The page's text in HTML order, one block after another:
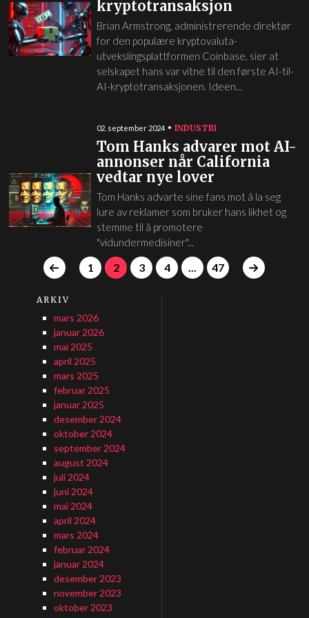
kryptotransaksjon
Brian Armstrong, administrerende direktør
for den populære kryptovaluta-
utvekslingsplattformen Coinbase, sier at
selskapet hans var vitne til den første AI-til-
AI-kryptotransaksjonen. Ideen...
02. september 2024 INDUSTRI
Tom Hanks advarer mot AI-
annonser når California
vedtar nye lover
Tom Hanks advarte sine fans mot å la seg
lure av reklamer som bruker hans likhet og
stemme til å promotere
"vidundermedisiner"...
1 2 3 4 47
ARKIV
mars 2026
januar 2026
mai 2025
april 2025
mars 2025
februar 2025
januar 2025
desember 2024
oktober 2024
september 2024
august 2024
juli 2024
juni 2024
mai 2024
april 2024
mars 2024
februar 2024
januar 2024
desember 2023
november 2023
oktober 2023